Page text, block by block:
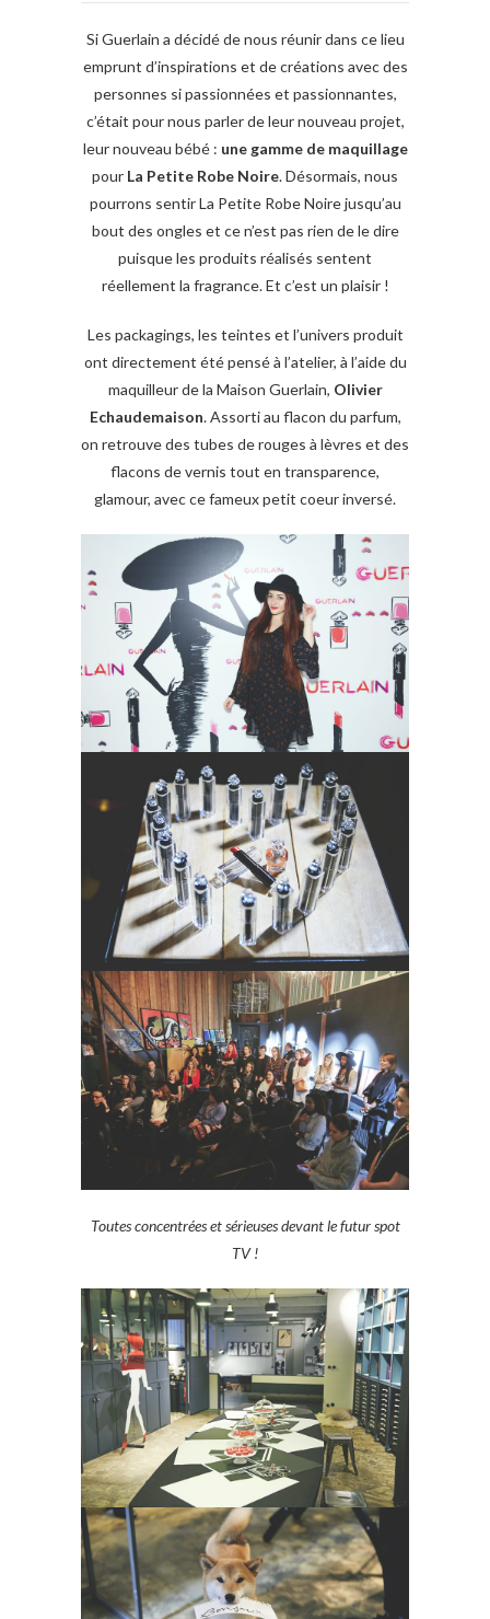
Si Guerlain a décidé de nous réunir dans ce lieu
emprunt d’inspirations et de créations avec des
personnes si passionnées et passionnantes,
c’était pour nous parler de leur nouveau projet,
leur nouveau bébé : une gamme de maquillage
pour La Petite Robe Noire. Désormais, nous
pourrons sentir La Petite Robe Noire jusqu’au
bout des ongles et ce n’est pas rien de le dire
puisque les produits réalisés sentent
réellement la fragrance. Et c’est un plaisir !
Les packagings, les teintes et l’univers produit
ont directement été pensé à l’atelier, à l’aide du
maquilleur de la Maison Guerlain, Olivier
Echaudemaison. Assorti au flacon du parfum,
on retrouve des tubes de rouges à lèvres et des
flacons de vernis tout en transparence,
glamour, avec ce fameux petit coeur inversé.
Toutes concentrées et sérieuses devant le futur spot
TV !